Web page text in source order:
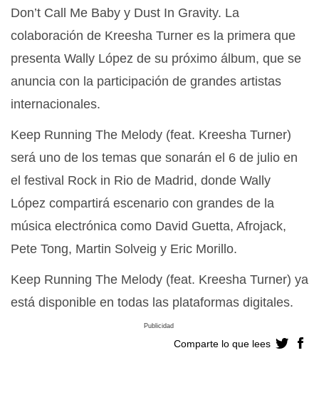
Don’t Call Me Baby y Dust In Gravity. La
colaboración de Kreesha Turner es la primera que
presenta Wally López de su próximo álbum, que se
anuncia con la participación de grandes artistas
internacionales.
Keep Running The Melody (feat. Kreesha Turner)
será uno de los temas que sonarán el 6 de julio en
el festival Rock in Rio de Madrid, donde Wally
López compartirá escenario con grandes de la
música electrónica como David Guetta, Afrojack,
Pete Tong, Martin Solveig y Eric Morillo.
Keep Running The Melody (feat. Kreesha Turner) ya
está disponible en todas las plataformas digitales.
Comparte lo que lees
Publicidad